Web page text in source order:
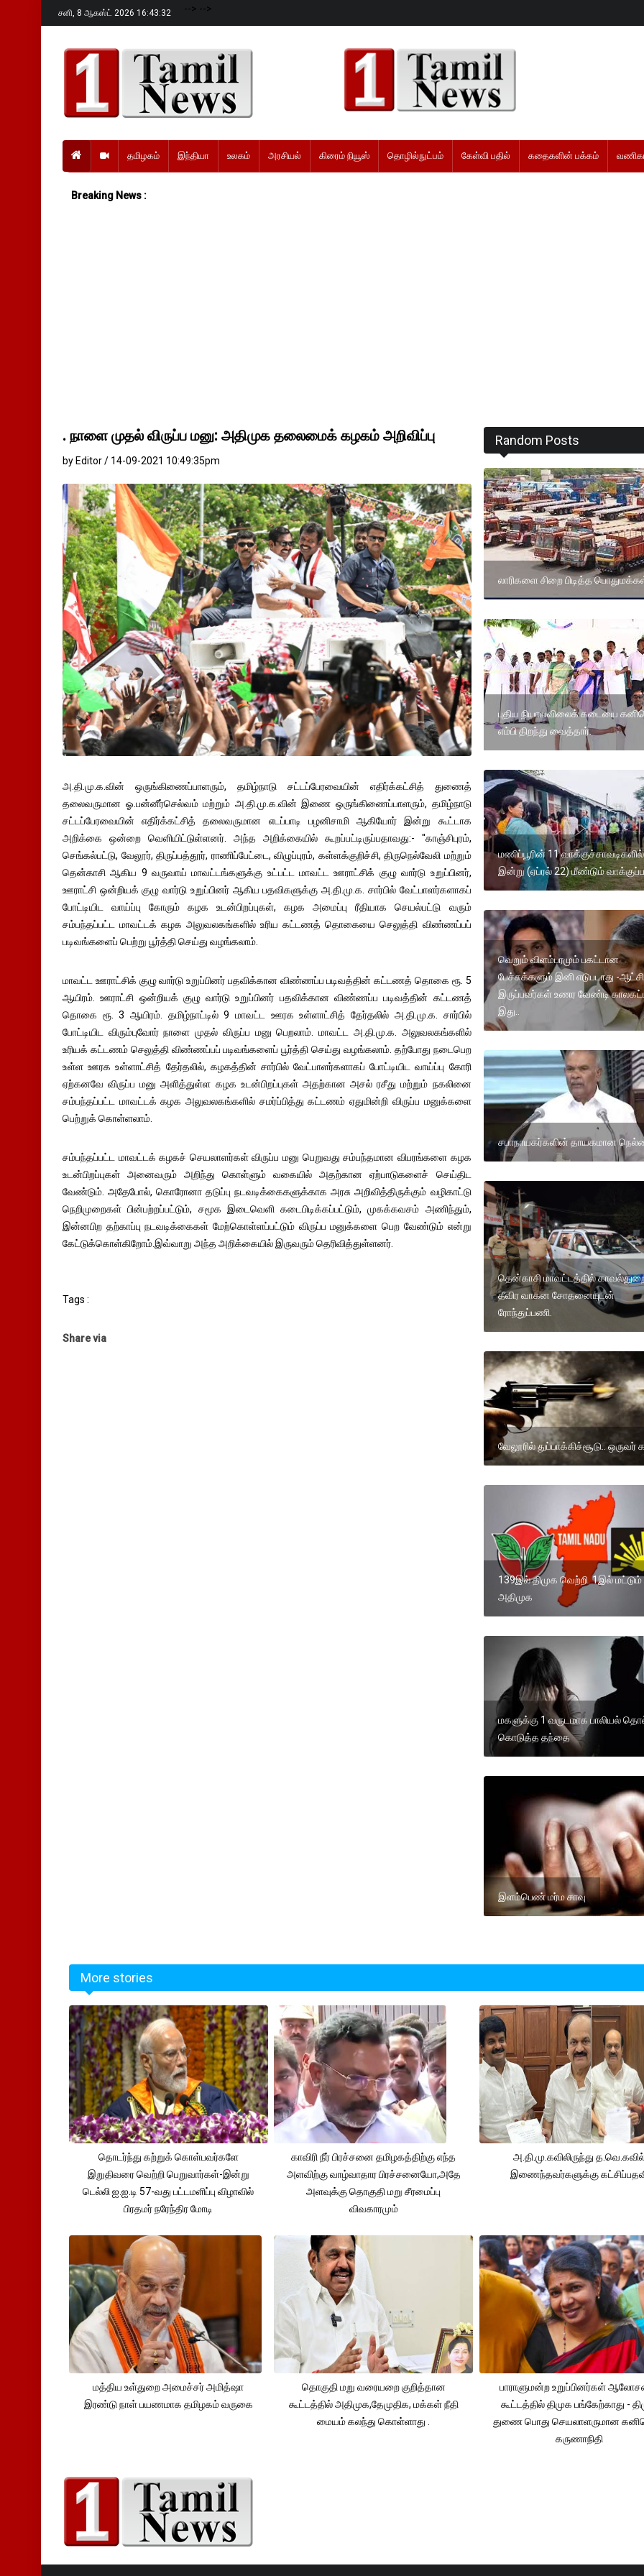
சனி, 8 ஆகஸ்ட் 2026 16:43:33 --> -->
தமிழகம் இந்தியா உலகம் அரசியல் கிரைம் நியூஸ் தொழில்நுட்பம் கேள்வி பதில் கதைகளின் பக்கம்
Breaking News :
. நாளை முதல் விருப்ப மனு: அதிமுக தலைமைக் கழகம் அறிவிப்பு
by Editor / 14-09-2021 10:49:35pm
அ.தி.மு.க.வின் ஒருங்கிணைப்பாளரும், தமிழ்நாடு சட்டப்பேரவையின் எதிர்க்கட்சித் துணைத்
தலைவருமான ஓ.பன்னீர்செல்வம் மற்றும் அ.தி.மு.க.வின் இணை ஒருங்கிணைப்பாளரும், தமிழ்நாடு
சட்டப்பேரவையின் எதிர்க்கட்சித் தலைவருமான எடப்பாடி பழனிசாமி ஆகியோர் இன்று கூட்டாக
அறிக்கை ஒன்றை வெளியிட்டுள்ளனர். அந்த அறிக்கையில் கூறப்பட்டிருப்பதாவது:- ''காஞ்சிபுரம்,
செங்கல்பட்டு, வேலூர், திருப்பத்தூர், ராணிப்பேட்டை, விழுப்புரம், கள்ளக்குறிச்சி, திருநெல்வேலி மற்றும்
தென்காசி ஆகிய 9 வருவாய் மாவட்டங்களுக்கு உட்பட்ட மாவட்ட ஊராட்சிக் குழு வார்டு உறுப்பினர்,
ஊராட்சி ஒன்றியக் குழு வார்டு உறுப்பினர் ஆகிய பதவிகளுக்கு அ.தி.மு.க. சார்பில் வேட்பாளர்களாகப்
போட்டியிட வாய்ப்பு கோரும் கழக உடன்பிறப்புகள், கழக அமைப்பு ரீதியாக செயல்பட்டு வரும்
சம்பந்தப்பட்ட மாவட்டக் கழக அலுவலகங்களில் உரிய கட்டணத் தொகையை செலுத்தி விண்ணப்பப்
படிவங்களைப் பெற்று பூர்த்தி செய்து வழங்கலாம்.
மாவட்ட ஊராட்சிக் குழு வார்டு உறுப்பினர் பதவிக்கான விண்ணப்ப படிவத்தின் கட்டணத் தொகை ரூ. 5
ஆயிரம். ஊராட்சி ஒன்றியக் குழு வார்டு உறுப்பினர் பதவிக்கான விண்ணப்ப படிவத்தின் கட்டணத்
தொகை ரூ. 3 ஆயிரம். தமிழ்நாட்டில் 9 மாவட்ட ஊரக உள்ளாட்சித் தேர்தலில் அ.தி.மு.க. சார்பில்
போட்டியிட விரும்புவோர் நாளை முதல் விருப்ப மனு பெறலாம். மாவட்ட அ.தி.மு.க. அலுவலகங்களில்
உரியக் கட்டணம் செலுத்தி விண்ணப்பப் படிவங்களைப் பூர்த்தி செய்து வழங்கலாம். தற்போது நடைபெற
உள்ள ஊரக உள்ளாட்சித் தேர்தலில், கழகத்தின் சார்பில் வேட்பாளர்களாகப் போட்டியிட வாய்ப்பு கோரி
ஏற்கனவே விருப்ப மனு அளித்துள்ள கழக உடன்பிறப்புகள் அதற்கான அசல் ரசீது மற்றும் நகலினை
சம்பந்தப்பட்ட மாவட்டக் கழக அலுவலகங்களில் சமர்ப்பித்து கட்டணம் ஏதுமின்றி விருப்ப மனுக்களை
பெற்றுக் கொள்ளலாம்.
சம்பந்தப்பட்ட மாவட்டக் கழகச் செயலாளர்கள் விருப்ப மனு பெறுவது சம்பந்தமான விபரங்களை கழக
உடன்பிறப்புகள் அனைவரும் அறிந்து கொள்ளும் வகையில் அதற்கான ஏற்பாடுகளைச் செய்திட
வேண்டும். அதேபோல், கொரோனா தடுப்பு நடவடிக்கைகளுக்காக அரசு அறிவித்திருக்கும் வழிகாட்டு
நெறிமுறைகள் பின்பற்றப்பட்டும், சமூக இடைவெளி கடைபிடிக்கப்பட்டும், முகக்கவசம் அணிந்தும்,
இன்னபிற தற்காப்பு நடவடிக்கைகள் மேற்கொள்ளப்பட்டும் விருப்ப மனுக்களை பெற வேண்டும் என்று
கேட்டுக்கொள்கிறோம்.இவ்வாறு அந்த அறிக்கையில் இருவரும் தெரிவித்துள்ளனர்.
Tags :
Share via
Random Posts
லாரிகளை சிறை பிடித்த
புதிய நியாயவிலைக் கடையை
எம்பி திறந்து வைத்தார்.
மணிப்பூரின் 11 வாக்குச்சாவடிகளில்
இன்று (ஏப்ரல் 22) மீண்டும்
வெறும் விளம்பரமும் பகட்டான
பேச்சுக்களும் இனி எடுபடாது -
இருப்பவர்கள் உணர வேண்டி
இது..
சபாநாயகர்களின் தாயகமான
தென்காசி மாவட்டத்தில்
தீவிர வாகன சோதனையுடன்
ரோந்துப்பணி.
வேலூரில் துப்பாக்கிச்சூடு.. ஒருவர்
139இல் திமுக வெற்றி. 1இல் மட்டும்
அதிமுக
மகளுக்கு 1 வருடமாக பாலியல்
கொடுத்த தந்தை
இளம்பெண் மர்ம சாவு
More stories
தொடர்ந்து கற்றுக் கொள்பவர்களே
இறுதிவரை வெற்றி பெறுவார்கள்-இன்று
டெல்லி ஐ.ஐ.டி 57-வது பட்டமளிப்பு விழாவில்
பிரதமர் நரேந்திர மோடி
காவிரி நீர் பிரச்சனை தமிழகத்திற்கு எந்த
அளவிற்கு வாழ்வாதார பிரச்சனையோ,அதே
அளவுக்கு தொகுதி மறு சீரமைப்பு
விவகாரமும்
அ.தி.மு.கவிலிருந்து
இணைந்தவர்களுக்கு
மத்திய உள்துறை அமைச்சர் அமித்ஷா
இரண்டு நாள் பயணமாக தமிழகம் வருகை
தொகுதி மறு வரையறை குறித்தான
கூட்டத்தில் அதிமுக,தேமுதிக, மக்கள் நீதி
மையம் கலந்து கொள்ளாது .
பாராளுமன்ற உறுப்பினர்கள்
கூட்டத்தில் திமுக பங்கேற்காது -
துணை பொது செயலாளருமான
கருணாநிதி